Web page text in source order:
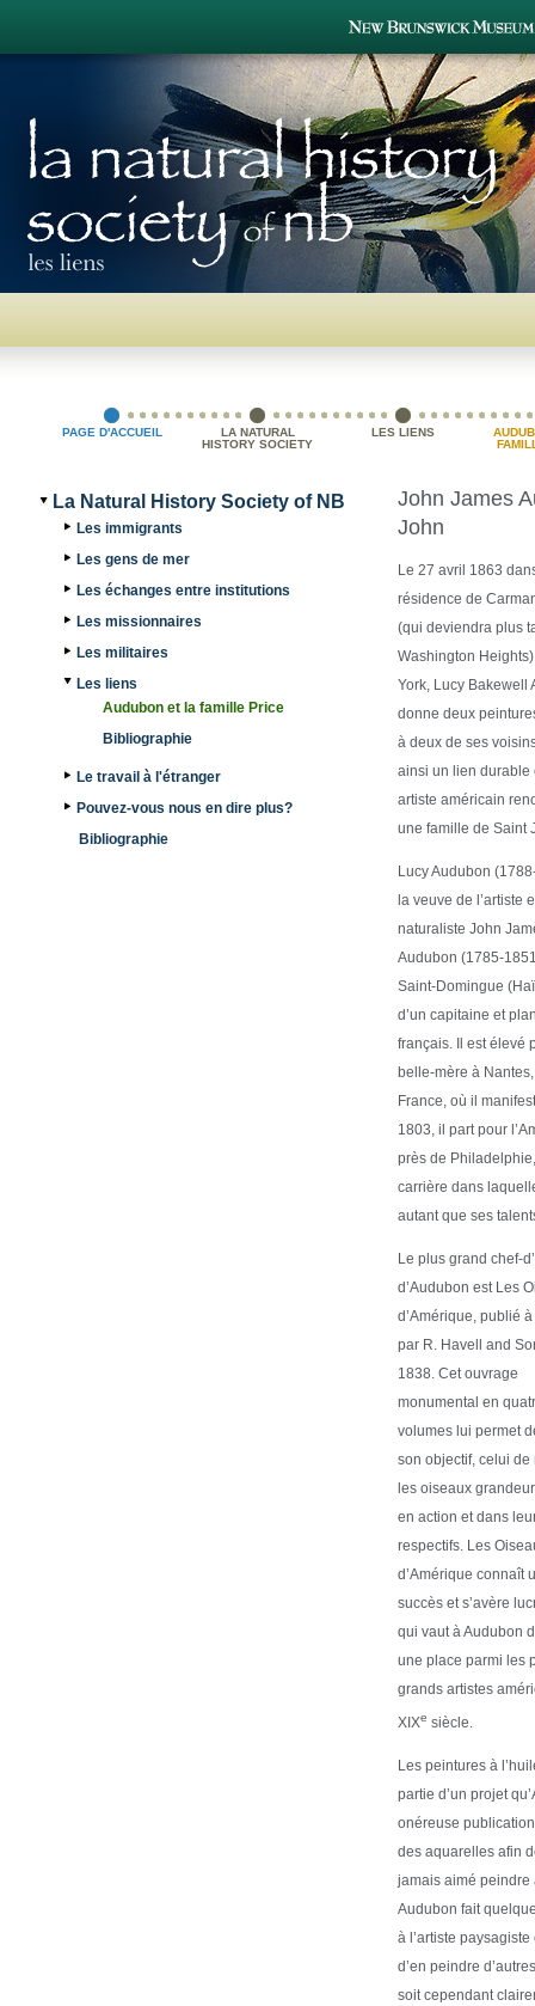
PAGE D'ACCUEIL
LA NATURAL
HISTORY SOCIETY
LES LIENS
La Natural History Society of NB
Les immigrants
Les gens de mer
Les échanges entre institutions
Les missionnaires
Les militaires
Les liens
Audubon et la famille Price
Bibliographie
Le travail à l'étranger
Pouvez-vous nous en dire plus?
Bibliographie
John James
John
Le 27 avril 1863
résidence de
(qui deviendra plus
Washington
York, Lucy Bakewell
donne deux
à deux de ses
ainsi un lien durable
artiste américain
une famille de Saint
Lucy Audubon
la veuve de l’artiste
naturaliste John
Audubon (1785-
Saint-Domingue
d’un capitaine et
français. Il est élevé
belle-mère à
France, où il
1803, il part pour
près de
carrière dans
autant que ses
Le plus grand chef-
d’Audubon est Les
d’Amérique, publié
par R. Havell and
1838. Cet ouvrage
monumental en
volumes lui permet
son objectif, celui de
les oiseaux
en action et dans
respectifs. Les
d’Amérique connaît
succès et s’avère
qui vaut à Audubon
une place parmi les
grands artistes
XIXe siècle.
Les peintures à
partie d’un projet
onéreuse
des aquarelles afin
jamais aimé peindre
Audubon fait
à l’artiste
d’en peindre
soit cependant